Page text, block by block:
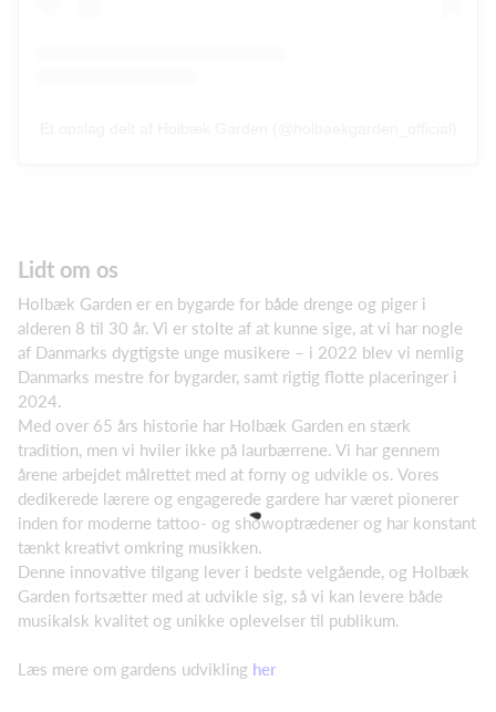
Lidt om os
Holbæk Garden er en bygarde for både drenge og piger i
alderen 8 til 30 år. Vi er stolte af at kunne sige, at vi har nogle
af Danmarks dygtigste unge musikere – i 2022 blev vi nemlig
Danmarks mestre for bygarder, samt rigtig flotte placeringer i
2024.
Med over 65 års historie har Holbæk Garden en stærk
tradition, men vi hviler ikke på laurbærrene. Vi har gennem
årene arbejdet målrettet med at forny og udvikle os. Vores
dedikerede lærere og engagerede gardere har været pionerer
inden for moderne tattoo- og showoptrædener og har konstant
tænkt kreativt omkring musikken.
Denne innovative tilgang lever i bedste velgående, og Holbæk
Garden fortsætter med at udvikle sig, så vi kan levere både
musikalsk kvalitet og unikke oplevelser til publikum.
Læs mere om gardens udvikling her